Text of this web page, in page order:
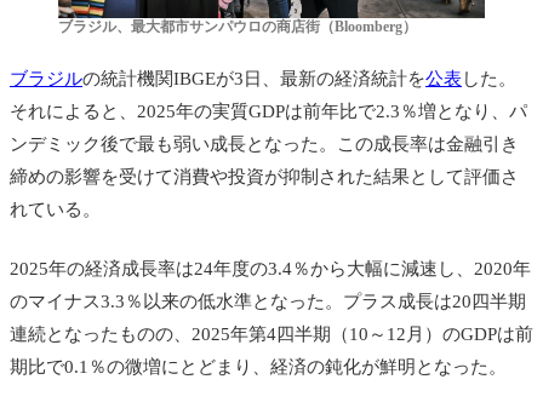
ブラジル、最大都市サンパウロの商店街（Bloomberg）
ブラジルの統計機関IBGEが3日、最新の経済統計を公表した。
それによると、2025年の実質GDPは前年比で2.3％増となり、パ
ンデミック後で最も弱い成長となった。この成長率は金融引き
締めの影響を受けて消費や投資が抑制された結果として評価さ
れている。
2025年の経済成長率は24年度の3.4％から大幅に減速し、2020年
のマイナス3.3％以来の低水準となった。プラス成長は20四半期
連続となったものの、2025年第4四半期（10～12月）のGDPは前
期比で0.1％の微増にとどまり、経済の鈍化が鮮明となった。